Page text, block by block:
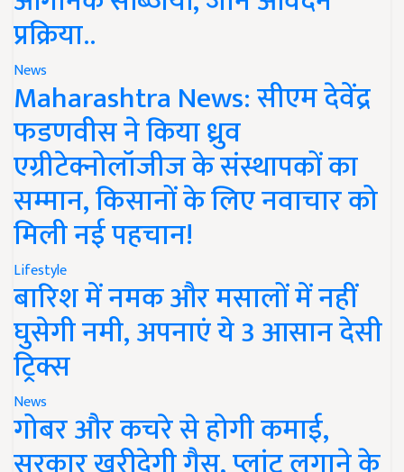
प्रक्रिया..
News
Maharashtra News: सीएम देवेंद्र
फडणवीस ने किया ध्रुव
एग्रीटेक्नोलॉजीज के संस्थापकों का
सम्मान, किसानों के लिए नवाचार को
मिली नई पहचान!
Lifestyle
बारिश में नमक और मसालों में नहीं
घुसेगी नमी, अपनाएं ये 3 आसान देसी
ट्रिक्स
News
गोबर और कचरे से होगी कमाई,